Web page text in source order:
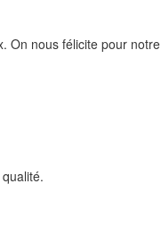
On nous félicite pour notre